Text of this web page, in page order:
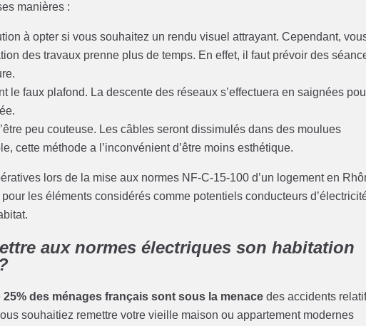
manières :
à opter si vous souhaitez un rendu visuel attrayant. Cependant,
des travaux prenne plus de temps. En effet, il faut prévoir des
le faux plafond. La descente des réseaux s’effectuera en saignées
peu couteuse. Les câbles seront dissimulés dans des moulues
cette méthode a l’inconvénient d’être moins esthétique.
lors de la mise aux normes NF-C-15-100 d’un logement en
les éléments considérés comme potentiels conducteurs
aux normes électriques son habitation
25% des ménages français sont sous la menace des accidents
souhaitiez remettre votre vieille maison ou appartement modernes